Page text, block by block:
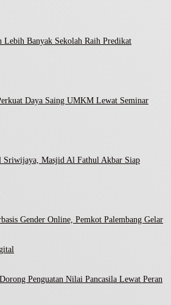
Lebih Banyak Sekolah Raih Predikat
Daya Saing UMKM Lewat Seminar
Sriwijaya, Masjid Al Fathul Akbar Siap
Gender Online, Pemkot Palembang Gelar
Penguatan Nilai Pancasila Lewat Peran